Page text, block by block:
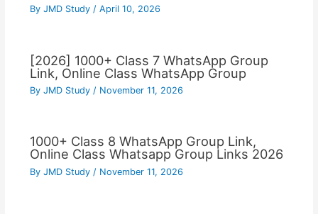
By JMD Study / April 10, 2026
[2026] 1000+ Class 7 WhatsApp Group
Link, Online Class WhatsApp Group
By JMD Study / November 11, 2026
1000+ Class 8 WhatsApp Group Link,
Online Class Whatsapp Group Links 2026
By JMD Study / November 11, 2026